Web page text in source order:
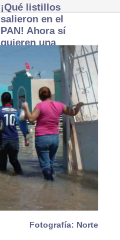
¡Qué listillos
salieron en el
PAN! Ahora sí
quieren una
autónoma… y
transexenal
Fotografía: Norte